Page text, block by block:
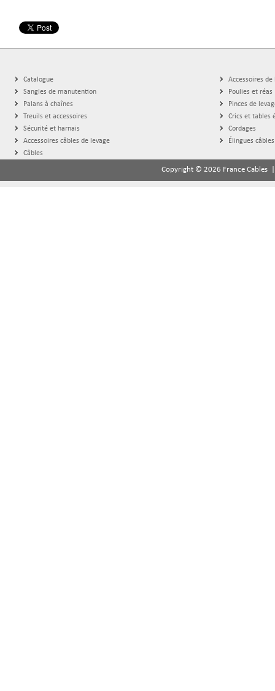
Catalogue
Sangles de manutention
Palans à chaînes
Treuils et accessoires
Sécurité et harnais
Accessoires câbles de levage
Câbles
Accessoires de
Poulies et réas
Pinces de
Crics et tables
Cordages
Élingues câbles
Copyright © 2026 France